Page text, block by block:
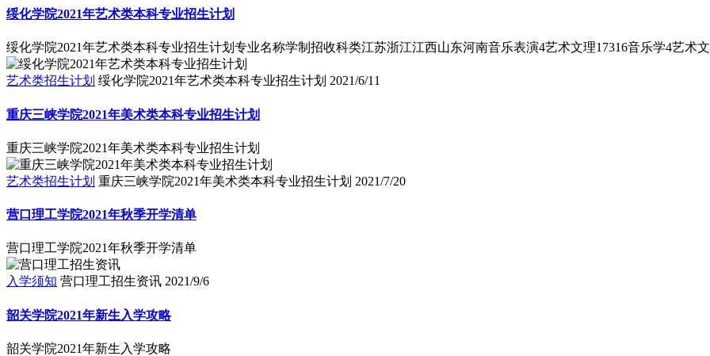
绥化学院2021年艺术类本科专业招生计划
绥化学院2021年艺术类本科专业招生计划专业名称学制招收科类江苏浙江江西山东河南音乐表演4艺术文理17316音乐学4艺术
艺术类招生计划 绥化学院2021年艺术类本科专业招生计划 2021/6/11
重庆三峡学院2021年美术类本科专业招生计划
重庆三峡学院2021年美术类本科专业招生计划
艺术类招生计划 重庆三峡学院2021年美术类本科专业招生计划 2021/7/20
营口理工学院2021年秋季开学清单
营口理工学院2021年秋季开学清单
入学须知 营口理工招生资讯 2021/9/6
韶关学院2021年新生入学攻略
韶关学院2021年新生入学攻略